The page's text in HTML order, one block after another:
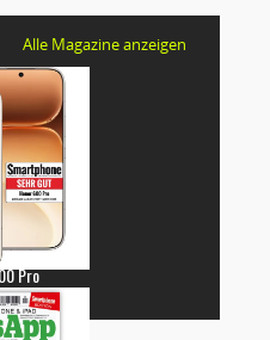
Alle Magazine anzeigen
Pro